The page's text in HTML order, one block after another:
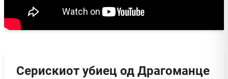
Серискиот убиец од Драгоманце